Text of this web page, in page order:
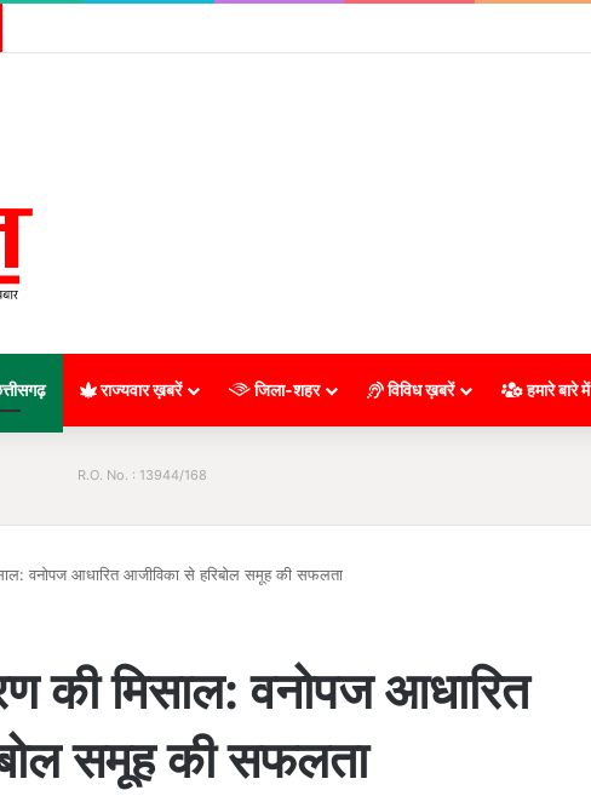
राज्यवार ख़बरें जिला-शहर विविध ख़बरें हमारे बारे में
R.O. No. : 13944/168
वनोपज आधारित आजीविका से हरिबोल समूह की सफलता
की मिसाल: वनोपज आधारित
समूह की सफलता